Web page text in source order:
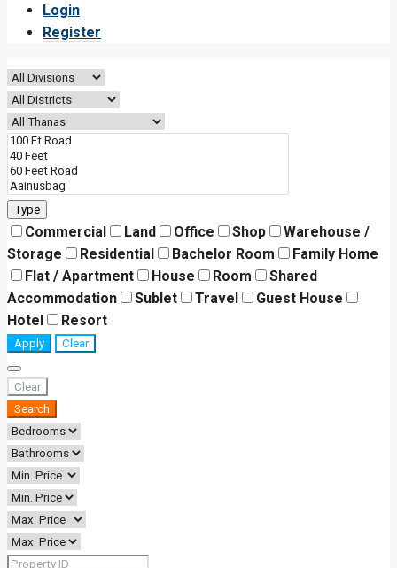
Login
Register
Type
Commercial Land Office Shop
Warehouse /
Storage
Residential Bachelor Room
Family Home
Flat / Apartment
House Room
Shared
Accommodation
Sublet Travel
Guest House
Hotel
Resort
Apply Clear
Clear
Search